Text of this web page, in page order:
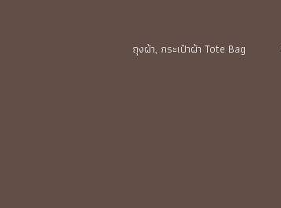
ถุงผ้า, กระเป๋าผ้า Tote Bag